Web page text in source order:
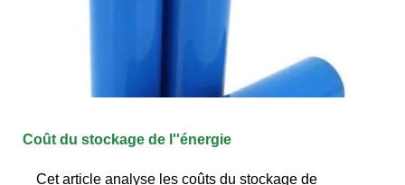
Coût du stockage de l''énergie
Cet article analyse les coûts du stockage de